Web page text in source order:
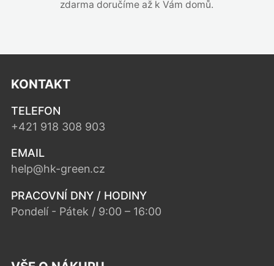
zdarma doručíme až k Vám domů.
KONTAKT
TELEFON
+421 918 308 903
EMAIL
help@hk-green.cz
PRACOVNÍ DNY / HODINY
Pondelí - Pátek / 9:00 – 16:00